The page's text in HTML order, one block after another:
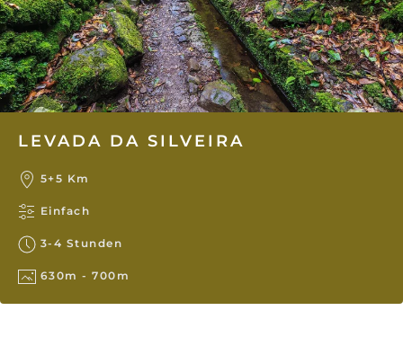
LEVADA DA SILVEIRA
5+5 Km
Einfach
3-4 Stunden
630m - 700m